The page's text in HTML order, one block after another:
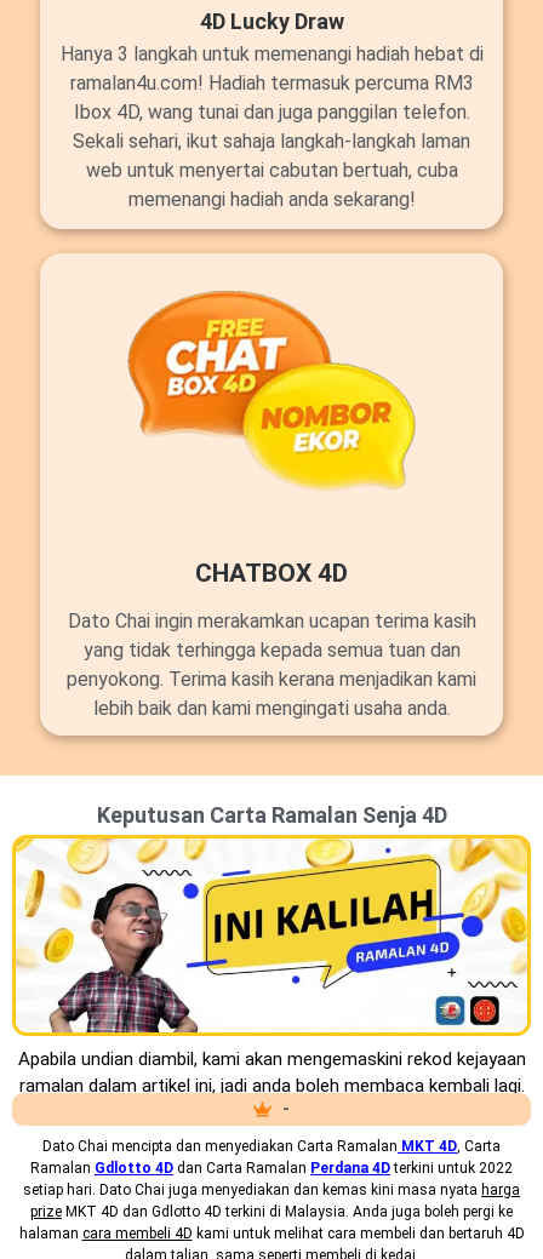
4D Lucky Draw
Hanya 3 langkah untuk memenangi hadiah hebat di
ramalan4u.com! Hadiah termasuk percuma RM3
Ibox 4D, wang tunai dan juga panggilan telefon.
Sekali sehari, ikut sahaja langkah-langkah laman
web untuk menyertai cabutan bertuah, cuba
memenangi hadiah anda sekarang!
CHATBOX 4D
Dato Chai ingin merakamkan ucapan terima kasih
yang tidak terhingga kepada semua tuan dan
penyokong. Terima kasih kerana menjadikan kami
lebih baik dan kami mengingati usaha anda.
Keputusan Carta Ramalan Senja 4D
Apabila undian diambil, kami akan mengemaskini rekod kejayaan
ramalan dalam artikel ini, jadi anda boleh membaca kembali lagi.
-
Dato Chai mencipta dan menyediakan Carta Ramalan MKT 4D , Carta
Ramalan Gdlotto 4D dan Carta Ramalan Perdana 4Dterkini untuk 2022
setiap hari. Dato Chai juga menyediakan dan kemas kini masa nyata harga
prize MKT 4D dan Gdlotto 4D terkini di Malaysia. Anda juga boleh pergi ke
halaman cara membeli 4D kami untuk melihat cara membeli dan bertaruh 4D
dalam talian, sama seperti membeli di kedai.